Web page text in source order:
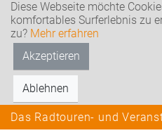
Diese Webseite möchte
komfortables Surferlebnis zu
zu? Mehr erfahren
Akzeptieren
Ablehnen
Das Radtouren- und